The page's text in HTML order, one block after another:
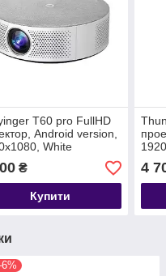
T60 pro FullHD
Android version,
White
₴
Купити
4